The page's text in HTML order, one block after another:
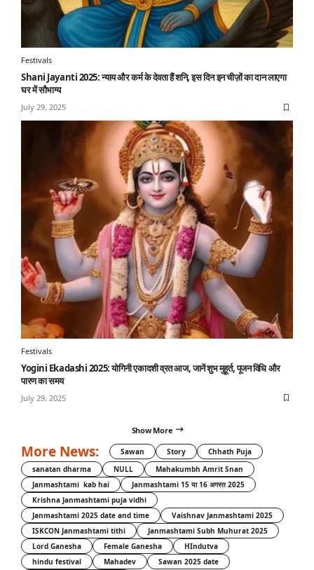
Festivals
Shani Jayanti 2025: न्याय और कर्म के देवता हैं शनि, इस दिन इन चीज़ों का दान लाएगा
घर में सौभाग्य
July 29, 2025
Festivals
Yogini Ekadashi 2025: योगिनी एकादशी व्रत आज, जानें शुभ मुहूर्त, पूजन विधि और
पारण का समय
July 29, 2025
Show More
More News: Sawan Story
Chhath Puja
sanatan dharma
NULL
Mahakumbh Amrit Snan
Janmashtami kab hai
Janmashtami 15 या 16 अगस्त 2025
Krishna Janmashtami puja vidhi
Janmashtami 2025 date and time
Vaishnav Janmashtami 2025
ISKCON Janmashtami tithi
Janmashtami Subh Muhurat 2025
Lord Ganesha
Female Ganesha
HIndutva
hindu festival
Mahadev Sawan 2025 date